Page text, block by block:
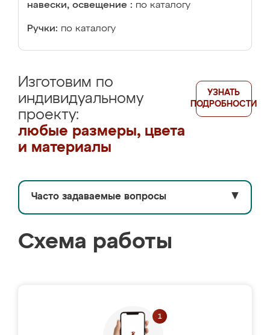
навески, освещение : по каталогу
Ручки: по каталогу
Изготовим по
индивидуальному
проекту:
любые размеры, цвета
и материалы
УЗНАТЬ
ПОДРОБНОСТИ
Часто задаваемые вопросы ▼
Схема работы